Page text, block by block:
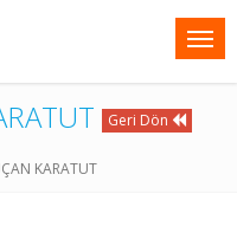
Geri Dön
KARATUT